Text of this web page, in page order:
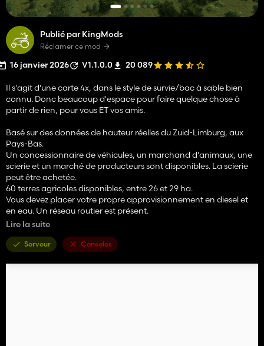
Publié par KingMods
Réclamer ce mod
16 janvier 2026 V1.1.0.0 20 089
Il s'agit d'une carte 4x, dans le style de survie/bac à sable bien
connu. Donc beaucoup d'espace pour faire quelque chose à
partir de rien, pour vous ET vos amis.
Basé sur des données de hauteur réelles du Zuid-Limburg, aux
Pays-Bas.
Un concessionnaire de véhicules, un marchand d'animaux, une
scierie et un marché de producteurs sont disponibles. La scierie
peut être achetée.
60 terres agricoles disponibles, entre 26 et 29 ha.
Vous devez placer votre propre approvisionnement en diesel et
en eau. Un réseau routier est présent.
Les bâtiments du concessionnaire de véhicules et du marchand
d'animaux sont des modèles de MA7Studio.
Lire la suite
Serveur Consoles